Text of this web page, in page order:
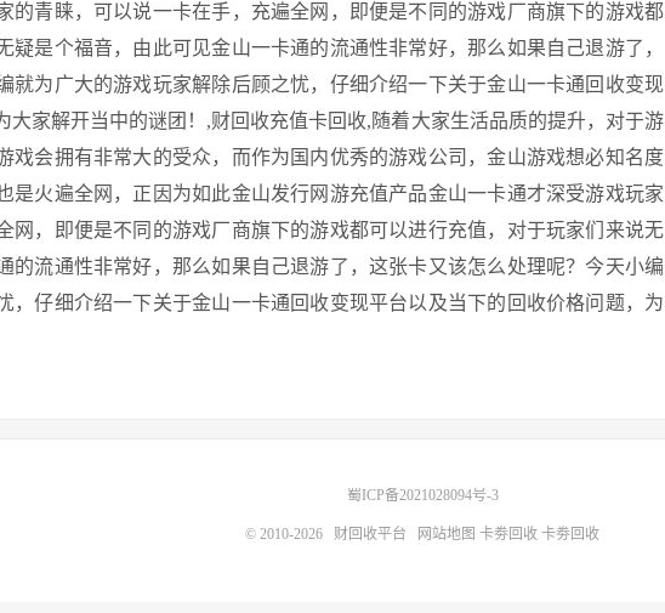
的青睐，可以说一卡在手，充遍全网，即便是不同的游戏厂商旗下的游戏都
疑是个福音，由此可见金山一卡通的流通性非常好，那么如果自己退游了，
就为广大的游戏玩家解除后顾之忧，仔细介绍一下关于金山一卡通回收变现
大家解开当中的谜团！,财回收充值卡回收,​​随着大家生活品质的提升，对于游
戏会拥有非常大的受众，而作为国内优秀的游戏公司，金山游戏想必知名度
是火遍全网，正因为如此金山发行网游充值产品金山一卡通才深受游戏玩家
网，即便是不同的游戏厂商旗下的游戏都可以进行充值，对于玩家们来说无
的流通性非常好，那么如果自己退游了，这张卡又该怎么处理呢？今天小编
，仔细介绍一下关于金山一卡通回收变现平台以及当下的回收价格问题，为
蜀ICP备2021028094号-3
© 2010-2026 财回收平台 网站地图 卡劵回收 卡劵回收